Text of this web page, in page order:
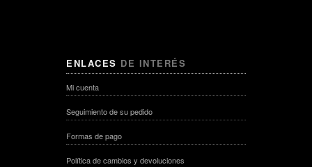
ENLACES DE INTERÉS
Mi cuenta
Seguimiento de su pedido
Formas de pago
Política de cambios y devoluciones